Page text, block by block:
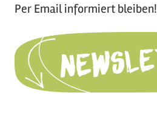
Per Email informiert bleiben!